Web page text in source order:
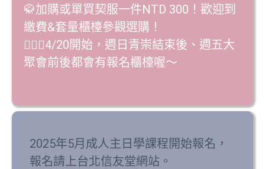
🥋加購或單買契服一件NTD 300！歡迎到
繳費&套量櫃檯參觀選購！
💁🏻‍♂️4/20開始，週日青崇結束後、週五大
聚會前後都會有報名櫃檯喔～
2025年5月成人主日學課程開始報名，
報名請上台北信友堂網站。